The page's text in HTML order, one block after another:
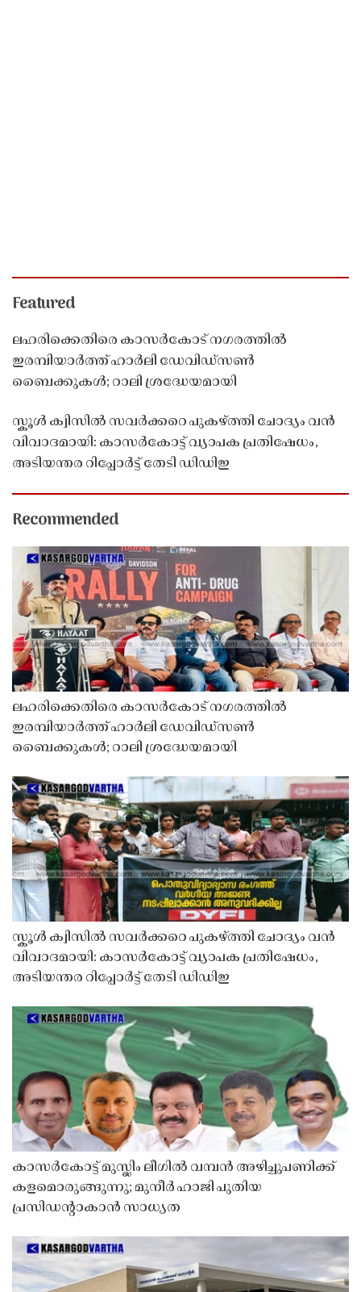
Featured
ലഹരിക്കെതിരെ കാസർകോട് നഗരത്തിൽ
ഇരമ്പിയാർത്ത് ഹാർലി ഡേവിഡ്‌സൺ
ബൈക്കുകൾ; റാലി ശ്രദ്ധേയമായി
സ്കൂൾ ക്വിസിൽ സവർക്കറെ പുകഴ്ത്തി ചോദ്യം വൻ
വിവാദമായി: കാസർകോട്ട് വ്യാപക പ്രതിഷേധം,
അടിയന്തര റിപ്പോർട്ട് തേടി ഡിഡിഇ
Recommended
ലഹരിക്കെതിരെ കാസർകോട് നഗരത്തിൽ
ഇരമ്പിയാർത്ത് ഹാർലി ഡേവിഡ്‌സൺ
ബൈക്കുകൾ; റാലി ശ്രദ്ധേയമായി
സ്കൂൾ ക്വിസിൽ സവർക്കറെ പുകഴ്ത്തി ചോദ്യം വൻ
വിവാദമായി: കാസർകോട്ട് വ്യാപക പ്രതിഷേധം,
അടിയന്തര റിപ്പോർട്ട് തേടി ഡിഡിഇ
കാസർകോട്ട് മുസ്ലിം ലീഗിൽ വമ്പൻ അഴിച്ചുപണിക്ക്
കളമൊരുങ്ങുന്നു; മുനീർ ഹാജി പുതിയ
പ്രസിഡൻ്റാകാൻ സാധ്യത